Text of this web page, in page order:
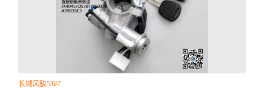
长城风骏5/6/7